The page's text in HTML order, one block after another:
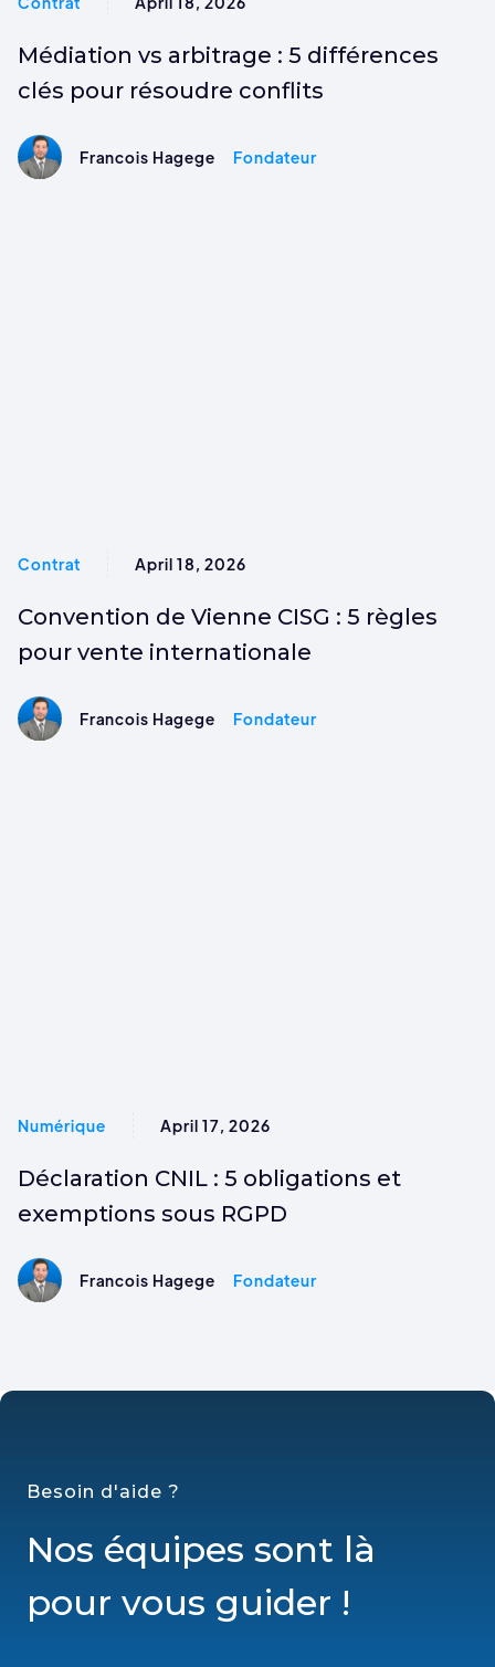
Médiation vs arbitrage : 5 différences
clés pour résoudre conflits
Francois Hagege Fondateur
Contrat April 18, 2026
Convention de Vienne CISG : 5 règles
pour vente internationale
Francois Hagege Fondateur
Numérique April 17, 2026
Déclaration CNIL : 5 obligations et
exemptions sous RGPD
Francois Hagege Fondateur
Besoin d'aide ?
Nos équipes sont là
pour vous guider !